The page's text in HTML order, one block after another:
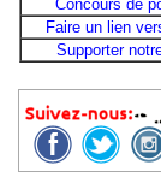
Concours de
Faire un lien
Supporter